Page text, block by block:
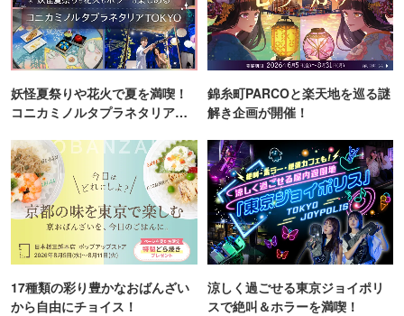
妖怪夏祭りや花火で夏を満喫！
コニカミノルタプラネタリア
錦糸町PARCOと楽天地を巡る謎
解き企画が開催！
17種類の彩り豊かなおばんざい
から自由にチョイス！
涼しく過ごせる東京ジョイポリ
スで絶叫＆ホラーを満喫！